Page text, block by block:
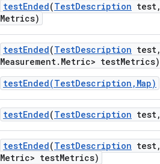
testEnded(TestDescription test,
Metrics)
testEnded(TestDescription test,
Measurement. Metric> testMetrics)
testEnded(TestDescription,Map)
testEnded(TestDescription test,
testEnded(TestDescription test,
Metric> testMetrics)